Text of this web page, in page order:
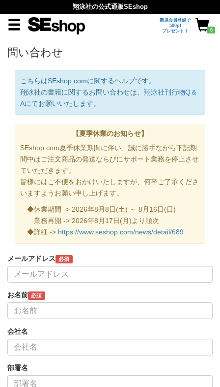
翔泳社の公式通販SEshop
新規会員登録で
500pt
プレゼント！
0
問い合わせ
こちらはSEshop.comに関するヘルプです。
翔泳社の書籍に関するお問い合わせは、 翔泳社刊行物Q＆
Aにてお願いいたします。
【夏季休業のお知らせ】
SEshop.com夏季休業期間に伴い、誠に勝手ながら下記期
間中はご注文商品の発送ならびにサポート業務を停止させ
ていただきます。
皆様にはご不便をおかけいたしますが、何卒ご了承くださ
いますようお願い申し上げます。
◆休業期間 -> 2026年8月8日(土) ～ 8月16日(日)
業務再開 -> 2026年8月17日(月)より順次
◆詳細 -> https://www.seshop.com/news/detail/689
メールアドレス 必須
お名前 必須
会社名
部署名